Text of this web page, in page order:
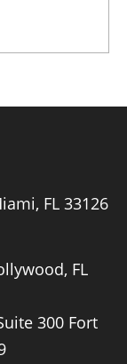
FL 33126
FL
300 Fort